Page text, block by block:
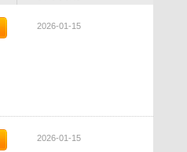
2026-01-15
2026-01-15